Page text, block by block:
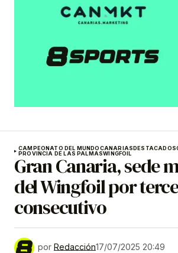
CAMPEONATO DEL MUNDOCANARIAS DESTACADOS
PROVINCIA DE LAS PALMASWINGFOIL
Gran Canaria, sede
del Wingfoil por
consecutivo
por Redacción17/07/2025 20:49